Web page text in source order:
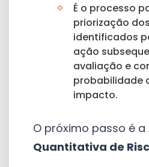
É o processo
priorização
identificados
ação
avaliação e
probabilidade
impacto.
O próximo passo é a
Quantitativa de